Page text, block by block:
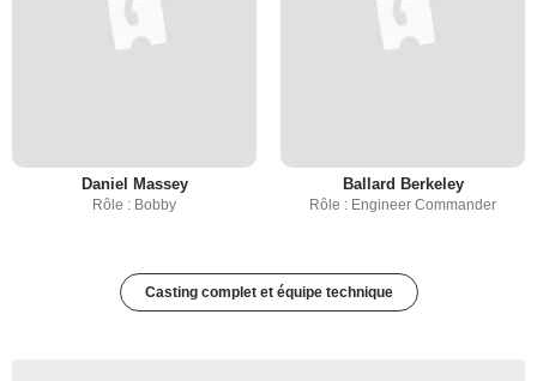
Daniel Massey
Rôle : Bobby
Ballard Berkeley
Rôle : Engineer Commander
Casting complet et équipe technique